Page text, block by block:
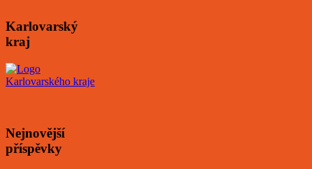
Karlovarský
kraj
Nejnovější
příspěvky